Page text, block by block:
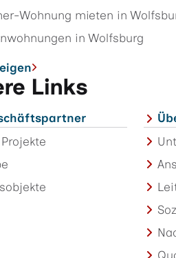
Wohnung mieten in
in Wolfsburg
Links